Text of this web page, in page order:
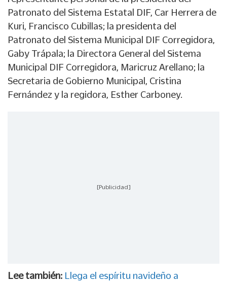
Patronato del Sistema Estatal DIF, Car Herrera de
Kuri, Francisco Cubillas; la presidenta del
Patronato del Sistema Municipal DIF Corregidora,
Gaby Trápala; la Directora General del Sistema
Municipal DIF Corregidora, Maricruz Arellano; la
Secretaria de Gobierno Municipal, Cristina
Fernández y la regidora, Esther Carboney.
[Publicidad]
Lee también: Llega el espíritu navideño a